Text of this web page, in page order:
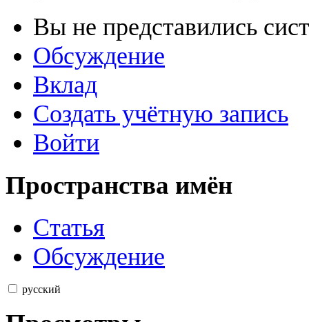
Вы не представились
Обсуждение
Вклад
Создать учётную запись
Войти
Пространства имён
Статья
Обсуждение
русский